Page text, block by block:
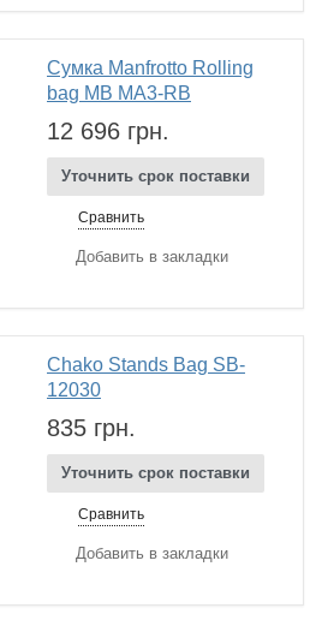
Cумка Manfrotto Rolling
bag MB MA3-RB
12 696 грн.
Уточнить срок поставки
Сравнить
Добавить в закладки
Chako Stands Bag SB-
12030
835 грн.
Уточнить срок поставки
Сравнить
Добавить в закладки